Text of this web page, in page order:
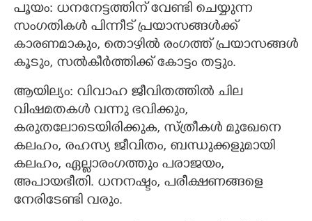
പൂയം: ധനനേട്ടത്തിന് വേണ്ടി ചെയ്യുന്ന
സംഗതികള്‍ പിന്നീട് പ്രയാസങ്ങള്‍ക്ക്
കാരണമാകും, തൊഴില്‍ രംഗത്ത് പ്രയാസങ്ങള്‍
കൂടും, സല്‍കീര്‍ത്തിക്ക് കോട്ടം തട്ടും.
ആയില്യം: വിവാഹ ജീവിതത്തില്‍ ചില
വിഷമതകള്‍ വന്നു ഭവിക്കും,
കരുതലോടെയിരിക്കുക, സ്ത്രീകള്‍ മുഖേനെ
കലഹം, രഹസ്യ ജീവിതം, ബന്ധുക്കളുമായി
കലഹം, ഏല്ലാരംഗത്തും പരാജയം,
അപായഭീതി. ധനനഷ്ടം, പരീക്ഷണങ്ങളെ
നേരിടേണ്ടി വരും.